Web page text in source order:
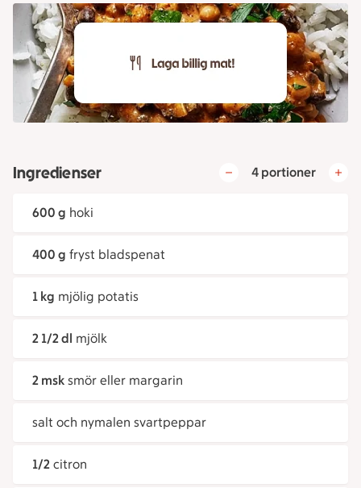
Ingredienser 4 portioner
600 g hoki
400 g fryst bladspenat
1 kg mjölig potatis
2 1/2 dl mjölk
2 msk smör eller margarin
salt och nymalen svartpeppar
1/2 citron